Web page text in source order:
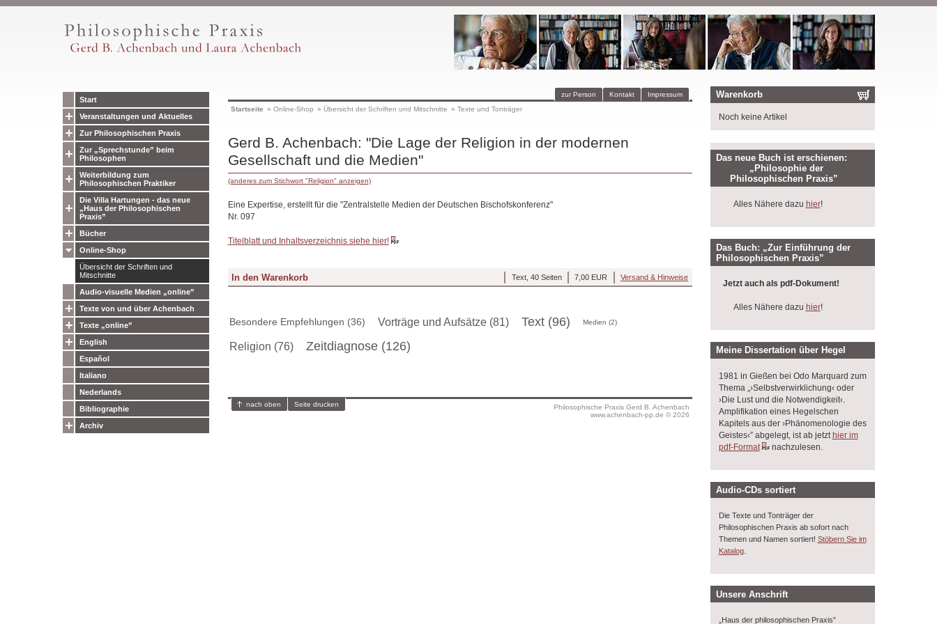
Start
Veranstaltungen und Aktuelles
Zur Philosophischen Praxis
Zur „Sprechstunde” beim
Philosophen
Weiterbildung zum
Philosophischen Praktiker
Die Villa Hartungen - das neue
„Haus der Philosophischen
Praxis”
Bücher
Online-Shop
Übersicht der Schriften und
Mitschnitte
Audio-visuelle Medien „online”
Texte von und über Achenbach
Texte „online”
English
Español
Italiano
Nederlands
Bibliographie
Archiv
Impressum
Kontakt
zur Person
Startseite » Online-Shop » Übersicht der Schriften und Mitschnitte » Texte und Tonträger
Gerd B. Achenbach: "Die Lage der Religion in der modernen
Gesellschaft und die Medien"
(anderes zum Stichwort "Religion" anzeigen)
Eine Expertise, erstellt für die "Zentralstelle Medien der Deutschen Bischofskonferenz"
Nr. 097
Titelblatt und Inhaltsverzeichnis siehe hier!
Versand & Hinweise
7,00 EUR
Text, 40 Seiten
Besondere Empfehlungen (36) Vorträge und Aufsätze (81) Text (96) Medien (2)
Religion (76) Zeitdiagnose (126)
Philosophische Praxis Gerd B. Achenbach
www.achenbach-pp.de © 2026
nach oben Seite drucken
Warenkorb
Noch keine Artikel
Das neue Buch ist erschienen:
„Philosophie der
Philosophischen Praxis”
Alles Nähere dazu hier!
Das Buch: „Zur Einführung der
Philosophischen Praxis”
Jetzt auch als pdf-Dokument!
Alles Nähere dazu hier!
Meine Dissertation über Hegel
1981 in Gießen bei Odo Marquard zum
Thema „›Selbstverwirklichung‹ oder
›Die Lust und die Notwendigkeit‹.
Amplifikation eines Hegelschen
Kapitels aus der ›Phänomenologie des
Geistes‹” abgelegt, ist ab jetzt hier im
pdf-Format
nachzulesen.
Audio-CDs sortiert
Die Texte und Tonträger der
Philosophischen Praxis ab sofort nach
Themen und Namen sortiert! Stöbern Sie im
Katalog.
Unsere Anschrift
„Haus der philosophischen Praxis”